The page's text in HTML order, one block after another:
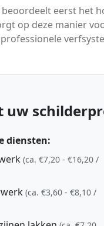
eerst het
op deze manier
uw
diensten:
(ca. €7,20 - €16,20 /
(ca. €3,60 - €8,10 /